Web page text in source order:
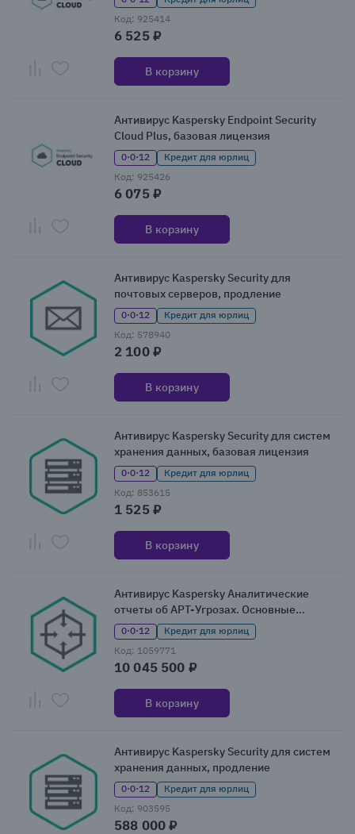
Код: 925414
6 525 ₽
В корзину
Антивирус Kaspersky Endpoint Security
Cloud Plus, базовая лицензия
0·0·12
Кредит для юрлиц
Код: 925426
6 075 ₽
В корзину
Антивирус Kaspersky Security для
почтовых серверов, продление
0·0·12
Кредит для юрлиц
Код: 578940
2 100 ₽
В корзину
Антивирус Kaspersky Security для систем
хранения данных, базовая лицензия
0·0·12
Кредит для юрлиц
Код: 853615
1 525 ₽
В корзину
Антивирус Kaspersky Аналитические
отчеты об APT-Угрозах. Основные
результаты расследований + 3 полных
отчета (KL7280RAZFS)
0·0·12
Кредит для юрлиц
Код: 1059771
10 045 500 ₽
В корзину
Антивирус Kaspersky Security для систем
хранения данных, продление
0·0·12
Кредит для юрлиц
Код: 903595
588 000 ₽